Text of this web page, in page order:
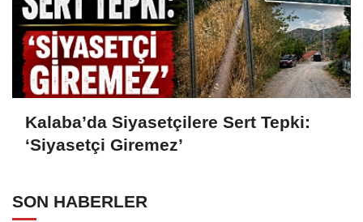
Kalaba’da Siyasetçilere Sert Tepki:
‘Siyasetçi Giremez’
SON HABERLER